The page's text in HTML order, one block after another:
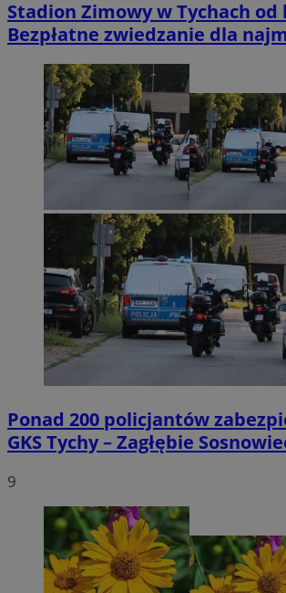
Stadion Zimowy w Tychach od
Bezpłatne zwiedzanie dla
Ponad 200 policjantów
GKS Tychy – Zagłębie
9